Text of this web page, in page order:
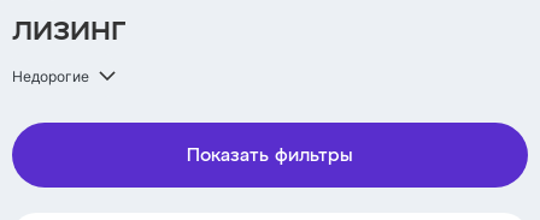
лизинг
Недорогие
Показать фильтры